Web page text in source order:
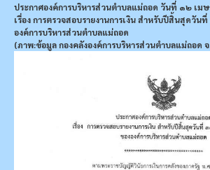
ประกาศองค์การบริหารส่วนตําบลแม่ถอด วันที่ ๑๒ เ
เรื่อง การตรวจสอบรายงานการเงิน สําหรับปีสิ้นสุดวั
องค์การบริหารส่วนตําบลแม่ถอด
(ภาพ:ข้อมูล กองคลังองค์การบริหารส่วนตำบลแม่ถอด จ